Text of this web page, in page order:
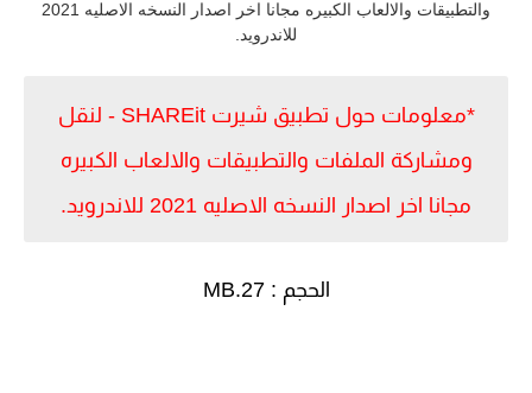
والتطبيقات والالعاب الكبيره مجانا اخر اصدار النسخه الاصليه 2021
للاندرويد.
*معلومات حول تطبيق شيرت SHAREit - لنقل
ومشاركة الملفات والتطبيقات والالعاب الكبيره
مجانا اخر اصدار النسخه الاصليه 2021 للاندرويد.
الحجم : 27.MB